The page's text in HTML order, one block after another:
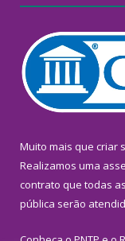
Muito mais que criar
Realizamos uma
contrato que todas
pública serão